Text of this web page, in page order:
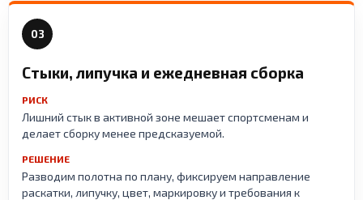
03
Стыки, липучка и ежедневная сборка
РИСК
Лишний стык в активной зоне мешает спортсменам и
делает сборку менее предсказуемой.
РЕШЕНИЕ
Разводим полотна по плану, фиксируем направление
раскатки, липучку, цвет, маркировку и требования к